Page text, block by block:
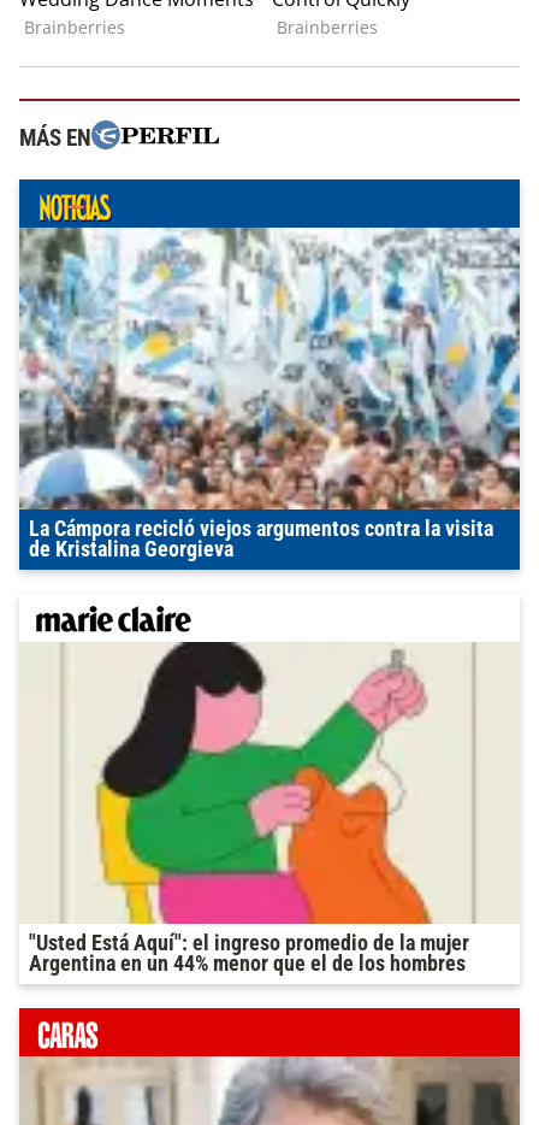
MÁS EN
La Cámpora recicló viejos argumentos contra la visita
de Kristalina Georgieva
"Usted Está Aquí": el ingreso promedio de la mujer
Argentina en un 44% menor que el de los hombres